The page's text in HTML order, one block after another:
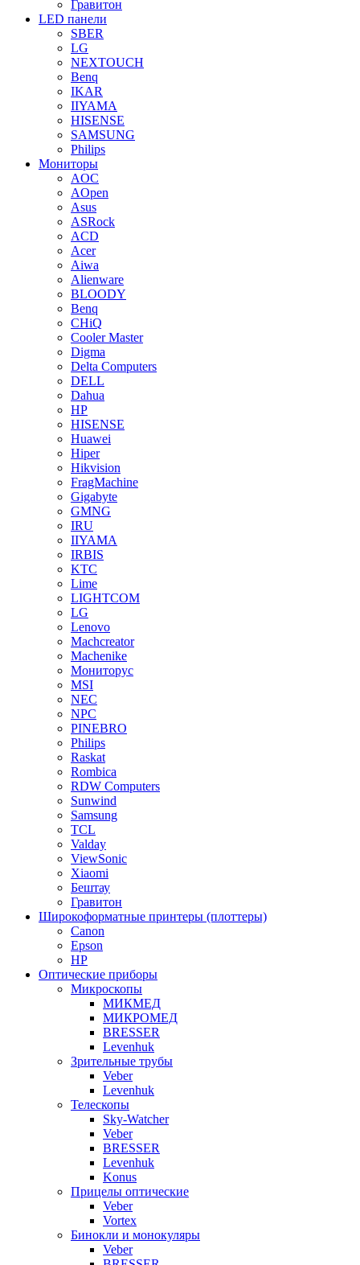
Гравитон
LED панели
SBER
LG
NEXTOUCH
Benq
IKAR
IIYAMA
HISENSE
SAMSUNG
Philips
Мониторы
AOC
AOpen
Asus
ASRock
ACD
Acer
Aiwa
Alienware
BLOODY
Benq
CHiQ
Cooler Master
Digma
Delta Computers
DELL
Dahua
HP
HISENSE
Huawei
Hiper
Hikvision
FragMachine
Gigabyte
GMNG
IRU
IIYAMA
IRBIS
KTC
Lime
LIGHTCOM
LG
Lenovo
Machcreator
Machenike
Мониторус
MSI
NEC
NPC
PINEBRO
Philips
Raskat
Rombica
RDW Computers
Sunwind
Samsung
TCL
Valday
ViewSonic
Xiaomi
Бештау
Гравитон
Широкоформатные принтеры (плоттеры)
Canon
Epson
HP
Оптические приборы
Микроскопы
МИКМЕД
МИКРОМЕД
BRESSER
Levenhuk
Зрительные трубы
Veber
Levenhuk
Телескопы
Sky-Watcher
Veber
BRESSER
Levenhuk
Konus
Прицелы оптические
Veber
Vortex
Бинокли и монокуляры
Veber